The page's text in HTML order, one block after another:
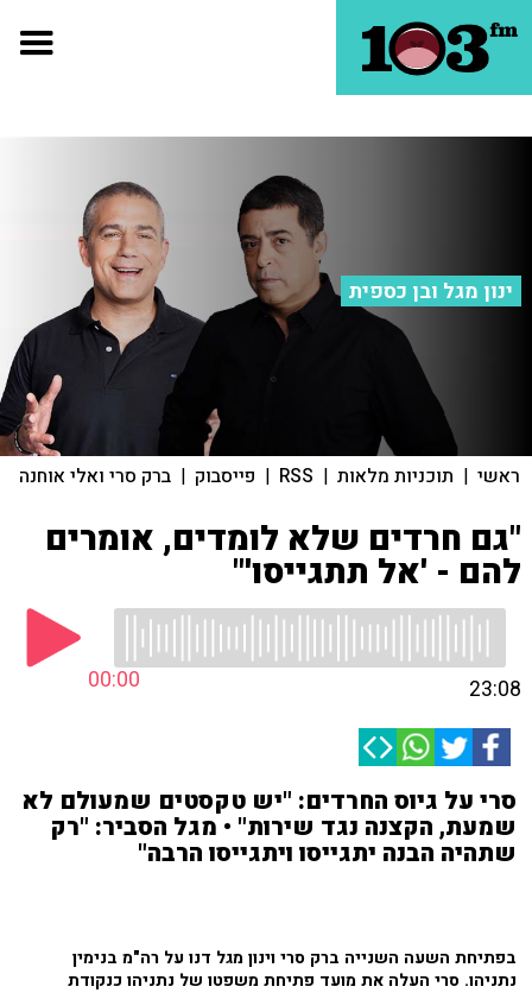
ינון מגל ובן כספית
ראשי | תוכניות מלאות |
RSS
| פייסבוק | ברק סרי ואלי אוחנה
"גם חרדים שלא לומדים, אומרים
להם - 'אל תתגייסו'"
00:00 23:08
סרי על גיוס החרדים: "יש טקסטים שמעולם לא
שמעת, הקצנה נגד שירות" • מגל הסביר: "רק
שתהיה הבנה יתגייסו ויתגייסו הרבה"
בפתיחת השעה השנייה ברק סרי וינון מגל דנו על רה"מ בנימין
נתניהו. סרי העלה את מועד פתיחת משפטו של נתניהו כנקודת